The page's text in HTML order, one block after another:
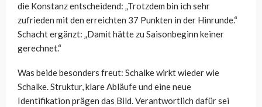
die Konstanz entscheidend: „Trotzdem bin ich sehr
zufrieden mit den erreichten 37 Punkten in der Hinrunde.“
Schacht ergänzt: „Damit hätte zu Saisonbeginn keiner
gerechnet.“
Was beide besonders freut: Schalke wirkt wieder wie
Schalke. Struktur, klare Abläufe und eine neue
Identifikation prägen das Bild. Verantwortlich dafür sei